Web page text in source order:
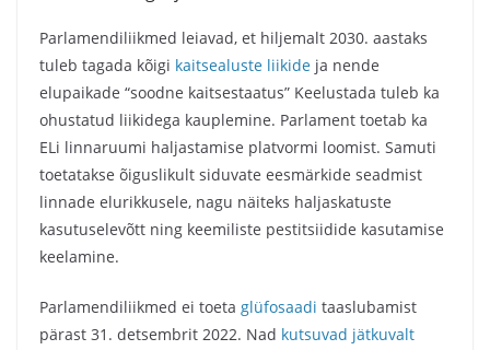
Parlamendiliikmed leiavad, et hiljemalt 2030. aastaks
tuleb tagada kõigi kaitsealuste liikide ja nende
elupaikade “soodne kaitsestaatus” Keelustada tuleb ka
ohustatud liikidega kauplemine. Parlament toetab ka
ELi linnaruumi haljastamise platvormi loomist. Samuti
toetatakse õiguslikult siduvate eesmärkide seadmist
linnade elurikkusele, nagu näiteks haljaskatuste
kasutuselevõtt ning keemiliste pestitsiidide kasutamise
keelamine.
Parlamendiliikmed ei toeta glüfosaadi taaslubamist
pärast 31. detsembrit 2022. Nad kutsuvad jätkuvalt